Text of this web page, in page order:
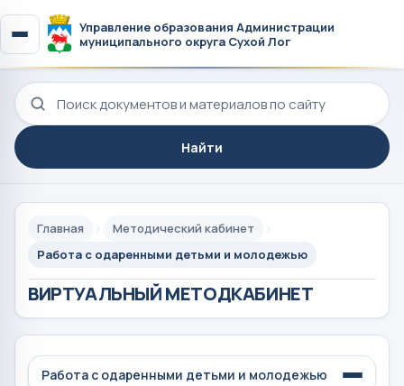
Управление образования Администрации
муниципального округа Сухой Лог
Поиск по сайту
Найти
Главная
Методический кабинет
Работа с одаренными детьми и молодежью
ВИРТУАЛЬНЫЙ МЕТОДКАБИНЕТ
Работа с одаренными детьми и молодежью